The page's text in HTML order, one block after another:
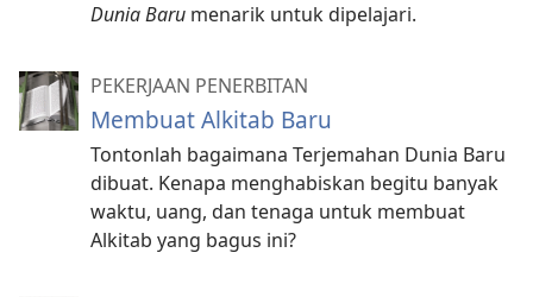
Dunia Baru menarik untuk dipelajari.
PEKERJAAN PENERBITAN
Membuat Alkitab Baru
Tontonlah bagaimana Terjemahan Dunia Baru
dibuat. Kenapa menghabiskan begitu banyak
waktu, uang, dan tenaga untuk membuat
Alkitab yang bagus ini?